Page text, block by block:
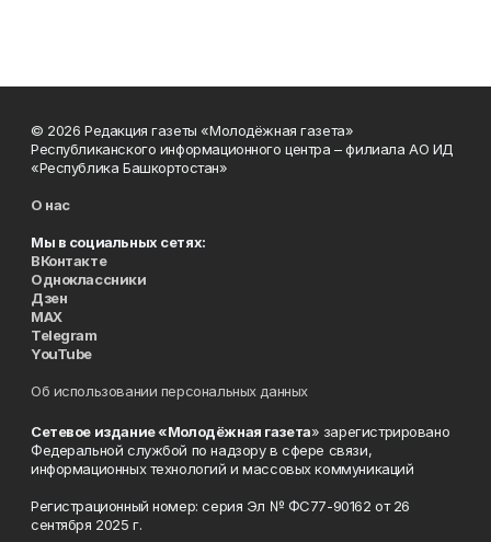
© 2026 Редакция газеты «Молодёжная газета»
Республиканского информационного центра – филиала АО ИД
«Республика Башкортостан»
О нас
Мы в социальных сетях:
ВКонтакте
Одноклассники
Дзен
MAX
Telegram
YouTube
Об использовании персональных данных
Сетевое издание «Молодёжная газета» зарегистрировано
Федеральной службой по надзору в сфере связи,
информационных технологий и массовых коммуникаций
Регистрационный номер: серия Эл № ФС77-90162 от 26
сентября 2025 г.